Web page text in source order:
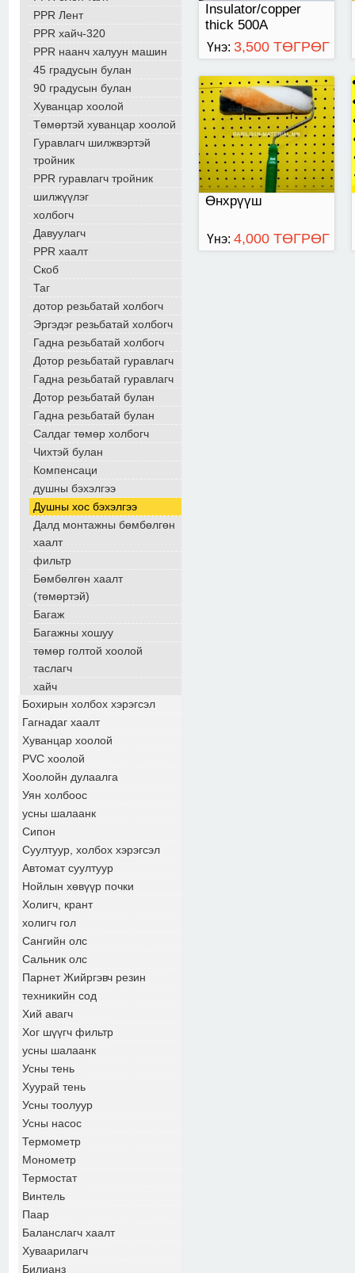
PPR Лент
PPR хайч-320
PPR наанч халуун машин
45 градусын булан
90 градусын булан
Хуванцар хоолой
Төмөртэй хуванцар хоолой
Гуравлагч шилжвэртэй
тройник
PPR гуравлагч тройник
шилжүүлэг
холбогч
Давуулагч
PPR хаалт
Скоб
Таг
дотор резьбатай холбогч
Эргэдэг резьбатай холбогч
Гадна резьбатай холбогч
Дотор резьбатай гуравлагч
Гадна резьбатай гуравлагч
Дотор резьбатай булан
Гадна резьбатай булан
Салдаг төмөр холбогч
Чихтэй булан
Компенсаци
душны бэхэлгээ
Душны хос бэхэлгээ
Далд монтажны бөмбөлгөн
хаалт
фильтр
Бөмбөлгөн хаалт
(төмөртэй)
Багаж
Багажны хошуу
төмөр голтой хоолой
таслагч
хайч
Бохирын холбох хэрэгсэл
Гагнадаг хаалт
Хуванцар хоолой
PVC хоолой
Хоолойн дулаалга
Уян холбоос
усны шалаанк
Сипон
Суултуур, холбох хэрэгсэл
Автомат суултуур
Нойлын хөвүүр почки
Холигч, крант
холигч гол
Сангийн олс
Сальник олс
Парнет Жийргэвч резин
техникийн сод
Хий авагч
Хог шүүгч фильтр
усны шалаанк
Усны тень
Хуурай тень
Усны тоолуур
Усны насос
Термометр
Монометр
Термостат
Винтель
Паар
Баланслагч хаалт
Хуваарилагч
Билианз
Insulator/copper
thick 500A
Үнэ: 3,500 ТӨГРӨГ
Өнхрүүш
Үнэ: 4,000 ТӨГРӨГ